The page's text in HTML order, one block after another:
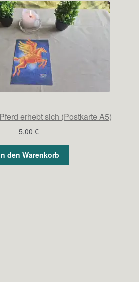
erhebt sich (Postkarte A5)
5,00 €
den Warenkorb